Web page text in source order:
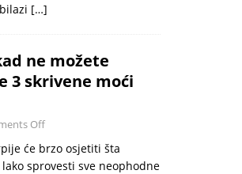
[…]
ne možete
3 skrivene moći
Off
će brzo osjetiti šta
sprovesti sve neophodne